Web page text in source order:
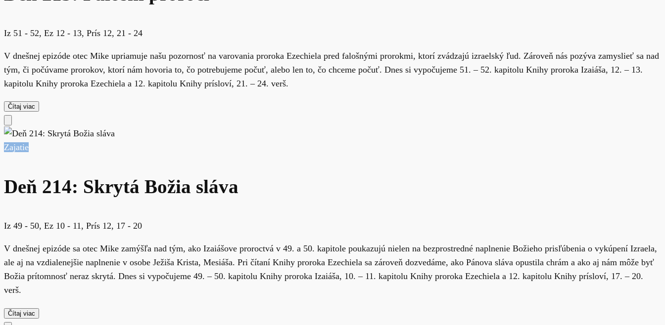
Iz 51 - 52, Ez 12 - 13, Prís 12, 21 - 24
V dnešnej epizóde otec Mike upriamuje našu pozornosť na varovania proroka Ezechiela pred falošnými prorokmi, ktorí zvádzajú izraelský ľud. Zároveň nás pozýva zamyslieť sa nad
tým, či počúvame prorokov, ktorí nám hovoria to, čo potrebujeme počuť, alebo len to, čo chceme počuť. Dnes si vypočujeme 51. – 52. kapitolu Knihy proroka Izaiáša, 12. – 13.
kapitolu Knihy proroka Ezechiela a 12. kapitolu Knihy prísloví, 21. – 24. verš.
Čítaj viac
Zajatie
Deň 214: Skrytá Božia sláva
Iz 49 - 50, Ez 10 - 11, Prís 12, 17 - 20
V dnešnej epizóde sa otec Mike zamýšľa nad tým, ako Izaiášove proroctvá v 49. a 50. kapitole poukazujú nielen na bezprostredné naplnenie Božieho prisľúbenia o vykúpení Izraela,
ale aj na vzdialenejšie naplnenie v osobe Ježiša Krista, Mesiáša. Pri čítaní Knihy proroka Ezechiela sa zároveň dozvedáme, ako Pánova sláva opustila chrám a ako aj nám môže byť
Božia prítomnosť neraz skrytá. Dnes si vypočujeme 49. – 50. kapitolu Knihy proroka Izaiáša, 10. – 11. kapitolu Knihy proroka Ezechiela a 12. kapitolu Knihy prísloví, 17. – 20.
verš.
Čítaj viac